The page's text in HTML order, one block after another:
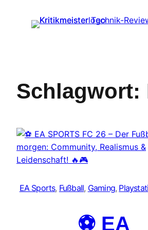
Schlagwort:
EA Sports, Fußball, Gaming,
⚽ EA